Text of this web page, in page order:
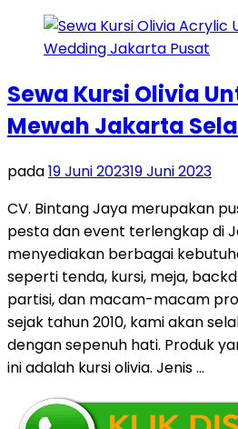
Sewa Kursi Olivia
Mewah Jakarta
pada19 Juni 202319 Juni 2023
CV. Bintang Jaya merupakan
pesta dan event terlengkap di
menyediakan berbagai
seperti tenda, kursi, meja,
partisi, dan macam-macam
sejak tahun 2010, kami akan
dengan sepenuh hati. Produk
ini adalah kursi olivia. Jenis …